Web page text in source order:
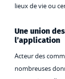
lieux de vie ou
Une union
l’application
Acteur des
nombreuses